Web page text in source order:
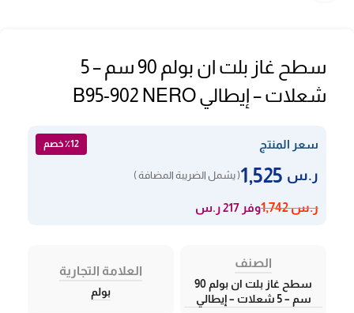
سطح غاز بلت ان بولم 90 سم – 5
شعلات – إيطالي B95-902 NERO
سعر المنتج ٪12 خصم
ر.س ( يشمل الضريبة المضافة )
ر.س1,742 وفر 217 ر.س
الصنف
سطح غاز بلت ان بولم 90
سم – 5 شعلات – إيطالي
العلامة التجارية
بولم